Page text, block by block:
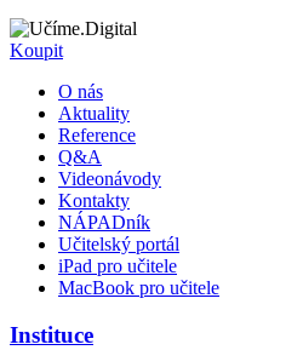
Koupit
O nás
Aktuality
Reference
Q&A
Videonávody
Kontakty
NÁPADník
Učitelský portál
iPad pro učitele
MacBook pro učitele
Instituce